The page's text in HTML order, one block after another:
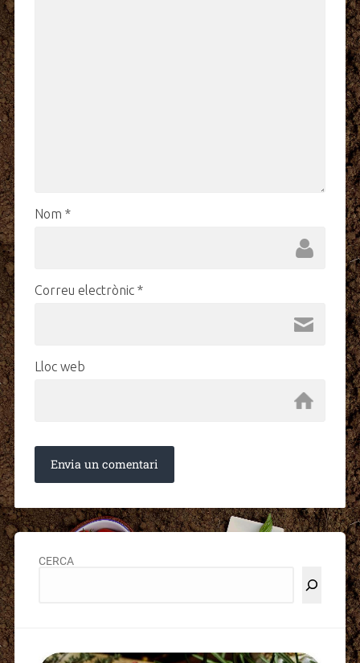
Nom *
Correu electrònic *
Lloc web
CERCA